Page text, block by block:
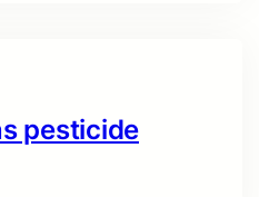
pesticide